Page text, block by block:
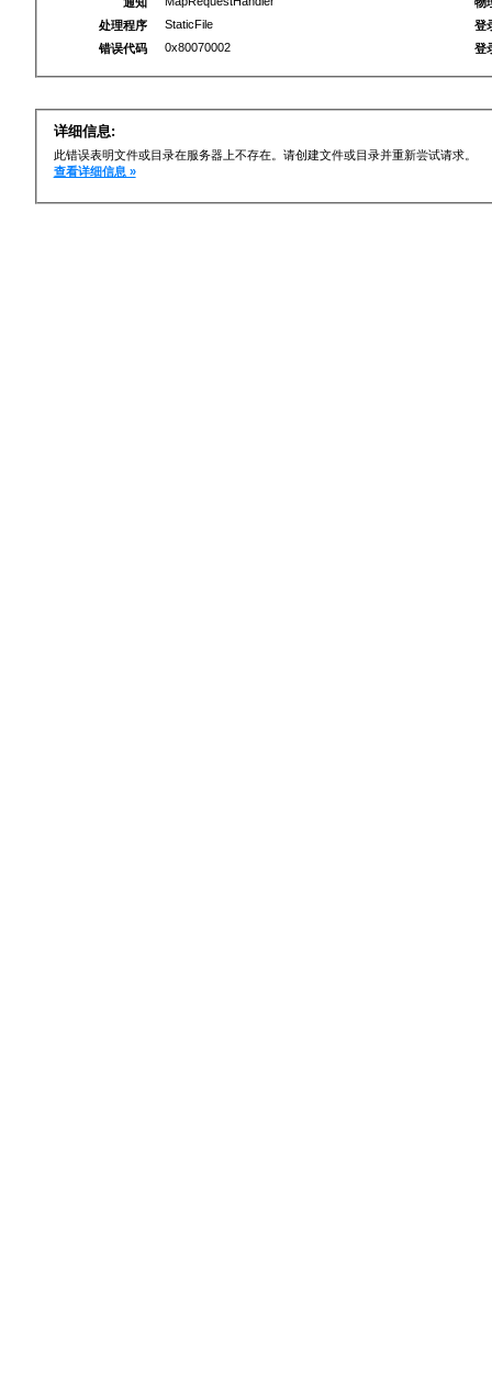
处理程序
StaticFile
错误代码
0x80070002
登
登
详细信息:
此错误表明文件或目录在服务器上不存在。请创建文件或目录并重新尝试请求。
查看详细信息 »